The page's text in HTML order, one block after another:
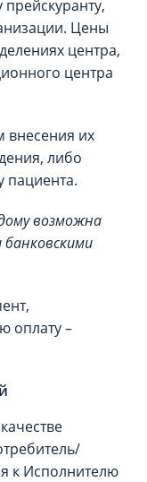
Цены
центра,
центра
внесения их
либо
пациента.
возможна
оплату –
к Исполнителю